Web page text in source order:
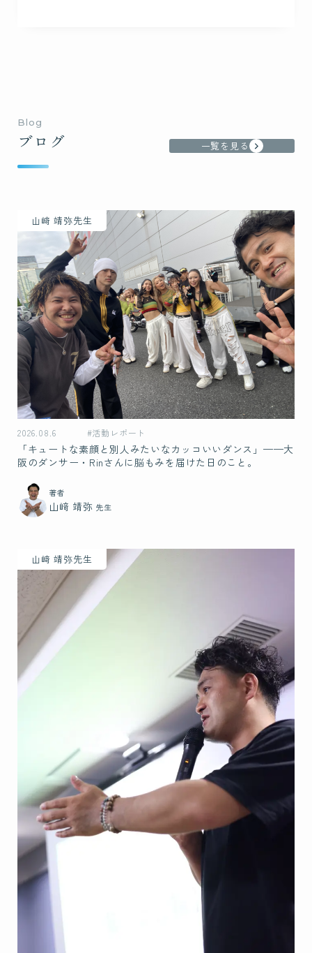
Blog
ブログ 一覧を見る
山﨑 靖弥先生
2026.08.6 #活動レポート
「キュートな素顔と別人みたいなカッコいいダンス」——大
阪のダンサー・Rinさんに脳もみを届けた日のこと。
著者
山﨑 靖弥 先生
山﨑 靖弥先生